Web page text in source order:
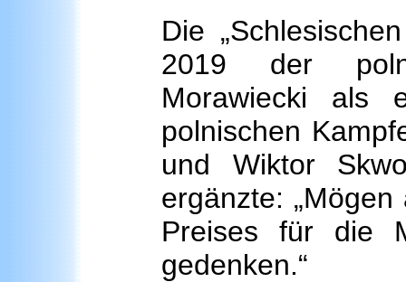
Die
2019 der
Morawiecki als
polnischen
und Wiktor
ergänzte:
Preises für die
gedenken.“